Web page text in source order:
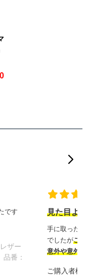
です
ザー
番：
見た目より
手に取ったと
でしたがこの
意外や意外ス
ご購入者様